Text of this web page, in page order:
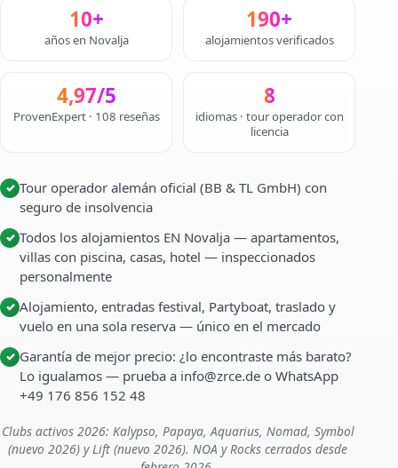
10+
años en Novalja
190+
alojamientos verificados
4,97/5
ProvenExpert · 108 reseñas
8
idiomas · tour operador con
licencia
✓ Tour operador alemán oficial (BB & TL GmbH) con
seguro de insolvencia
✓ Todos los alojamientos EN Novalja — apartamentos,
villas con piscina, casas, hotel — inspeccionados
personalmente
✓ Alojamiento, entradas festival, Partyboat, traslado y
vuelo en una sola reserva — único en el mercado
✓ Garantía de mejor precio: ¿lo encontraste más barato?
Lo igualamos — prueba a info@zrce.de o WhatsApp
+49 176 856 152 48
Clubs activos 2026: Kalypso, Papaya, Aquarius, Nomad, Symbol
(nuevo 2026) y Lift (nuevo 2026). NOA y Rocks cerrados desde